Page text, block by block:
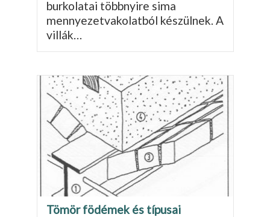
burkolatai többnyi­re sima
mennyezetvakolatból készülnek. A
villák…
Tömör födémek és típusai